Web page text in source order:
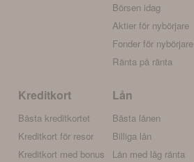
Börsen idag
Aktier för nybörjare
Fonder för nybörjare
Ränta på ränta
Kreditkort
Bästa kreditkortet
Kreditkort för resor
Kreditkort med bonus
Lån
Bästa lånen
Billiga lån
Lån med låg ränta